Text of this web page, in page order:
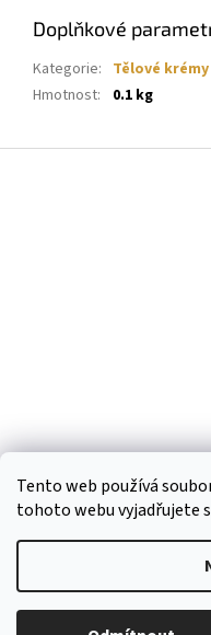
Tento web používá
tohoto webu vyjadřujete
Doplňkové
Kategorie: Tělové krémy
Hmotnost: 0.1 kg
Copyright 2026